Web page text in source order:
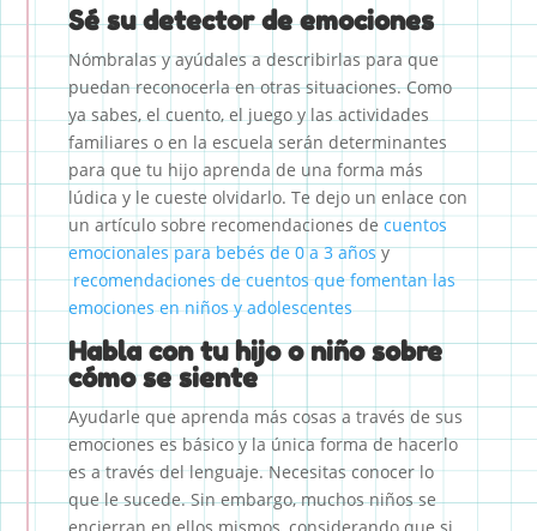
Sé su detector de emociones
Nómbralas y ayúdales a describirlas para que
puedan reconocerla en otras situaciones. Como
ya sabes, el cuento, el juego y las actividades
familiares o en la escuela serán determinantes
para que tu hijo aprenda de una forma más
lúdica y le cueste olvidarlo. Te dejo un enlace con
un artículo sobre recomendaciones de cuentos
emocionales para bebés de 0 a 3 añosy
recomendaciones de cuentos que fomentan las
emociones en niños y adolescentes
Habla con tu hijo o niño sobre
cómo se siente
Ayudarle que aprenda más cosas a través de sus
emociones es básico y la única forma de hacerlo
es a través del lenguaje. Necesitas conocer lo
que le sucede. Sin embargo, muchos niños se